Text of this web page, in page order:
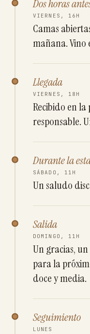
Dos horas
VIERNES, 16H
Camas
mañana. Vino
Llegada
VIERNES, 18H
Recibido en
responsable.
Durante la
SÁBADO, 11H
Un saludo
Salida
DOMINGO, 11H
Un gracias,
para la
doce y media.
Seguimiento
LUNES